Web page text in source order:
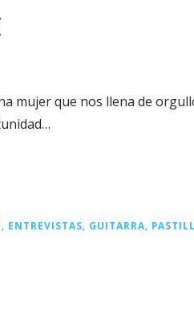
mujer que nos llena de
ENTREVISTAS GUITARRA